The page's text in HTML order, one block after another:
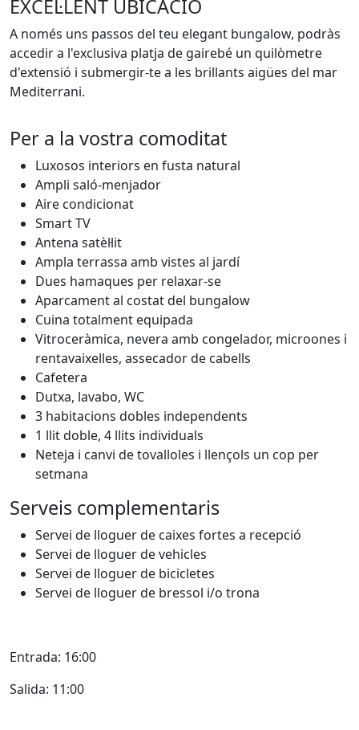
EXCEL·LENT UBICACIÓ
A només uns passos del teu elegant bungalow, podràs
accedir a l'exclusiva platja de gairebé un quilòmetre
d'extensió i submergir-te a les brillants aigües del mar
Mediterrani.
Per a la vostra comoditat
Luxosos interiors en fusta natural
Ampli saló-menjador
Aire condicionat
Smart TV
Antena satèl·lit
Ampla terrassa amb vistes al jardí
Dues hamaques per relaxar-se
Aparcament al costat del bungalow
Cuina totalment equipada
Vitroceràmica, nevera amb congelador, microones i
rentavaixelles, assecador de cabells
Cafetera
Dutxa, lavabo, WC
3 habitacions dobles independents
1 llit doble, 4 llits individuals
Neteja i canvi de tovalloles i llençols un cop per
setmana
Serveis complementaris
Servei de lloguer de caixes fortes a recepció
Servei de lloguer de vehicles
Servei de lloguer de bicicletes
Servei de lloguer de bressol i/o trona
Entrada: 16:00
Salida: 11:00